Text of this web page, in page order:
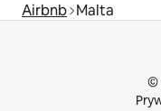
Airbnb Malta
©